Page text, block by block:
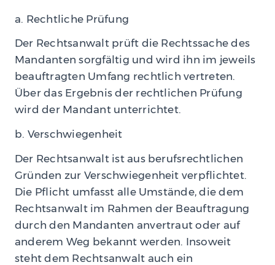
a. Rechtliche Prüfung
Der Rechtsanwalt prüft die Rechtssache des
Mandanten sorgfältig und wird ihn im jeweils
beauftragten Umfang rechtlich vertreten.
Über das Ergebnis der rechtlichen Prüfung
wird der Mandant unterrichtet.
b. Verschwiegenheit
Der Rechtsanwalt ist aus berufsrechtlichen
Gründen zur Verschwiegenheit verpflichtet.
Die Pflicht umfasst alle Umstände, die dem
Rechtsanwalt im Rahmen der Beauftragung
durch den Mandanten anvertraut oder auf
anderem Weg bekannt werden. Insoweit
steht dem Rechtsanwalt auch ein